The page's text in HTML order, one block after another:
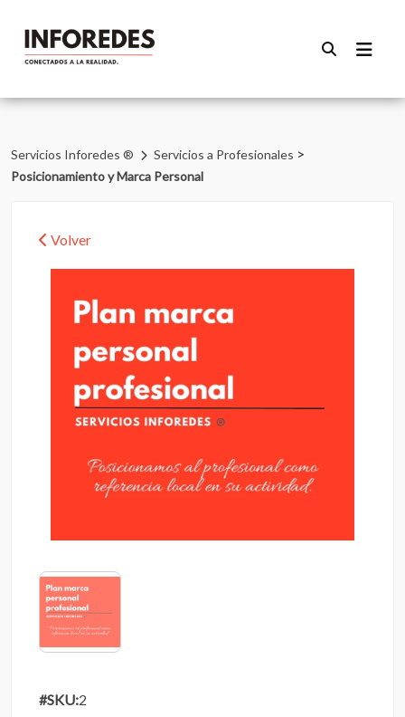
Servicios Inforedes ® Servicios a Profesionales >
Posicionamiento y Marca Personal
Volver
#SKU:2